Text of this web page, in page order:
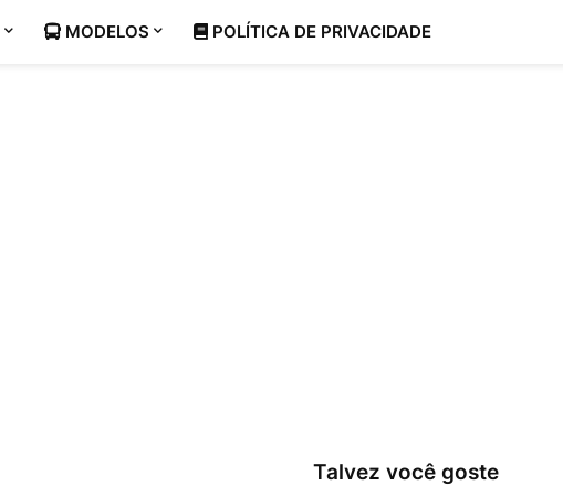
MODELOS POLÍTICA DE PRIVACIDADE
Talvez você goste